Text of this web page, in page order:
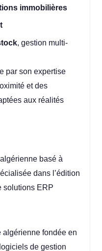
immobilières
, gestion multi-
par son expertise
et des
aux réalités
basé à
dans l’édition
solutions ERP
algérienne fondée en
de gestion